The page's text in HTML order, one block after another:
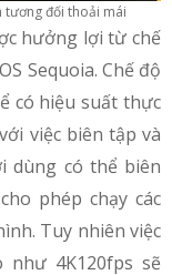
tương đối thoải mái
hưởng lợi từ chế
Sequoia. Chế độ
có hiệu suất thực
việc biên tập và
dùng có thể biên
phép chạy các
Tuy nhiên việc
như 4K120fps sẽ